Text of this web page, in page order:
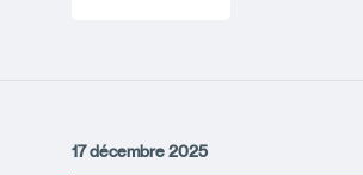
17 décembre 2025